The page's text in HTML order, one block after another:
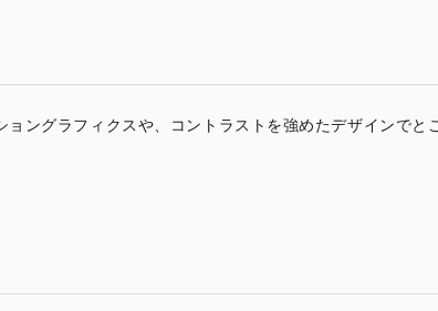
ングラフィクスや、コントラストを強めたデザインでと